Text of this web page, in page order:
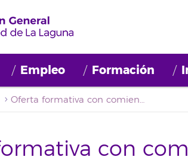
Empleo Formación
Oferta formativa con comienzo en la semana del 29 de enero de 2018
con